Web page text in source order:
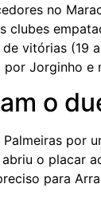
no
clubes
vitórias (19
Jorginho e
o
por
o placar
para